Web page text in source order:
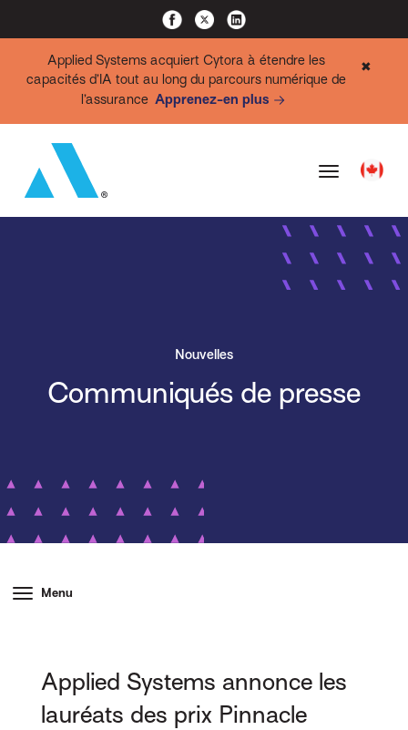
Applied Systems acquiert Cytora à étendre les
capacités d’IA tout au long du parcours numérique de
l’assurance Apprenez-en plus
✖
Nouvelles
Communiqués de presse
Menu
Applied Systems annonce les
lauréats des prix Pinnacle